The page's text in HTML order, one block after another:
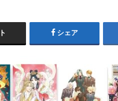
シェア